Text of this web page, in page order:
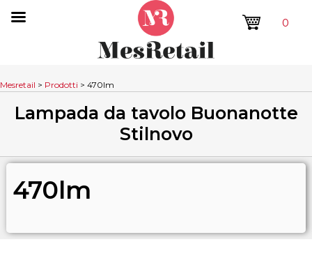
0
Mesretail > Prodotti > 470lm
Lampada da tavolo Buonanotte
Stilnovo
470lm